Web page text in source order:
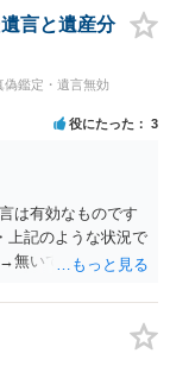
。言と遺産分
偽鑑定・遺言無効
役にたった 3
は有効なものです
上記のような状況で
無いです。 ・分割
妥当とは言えない
やかに、分割を拒否
とは、遺産はいら